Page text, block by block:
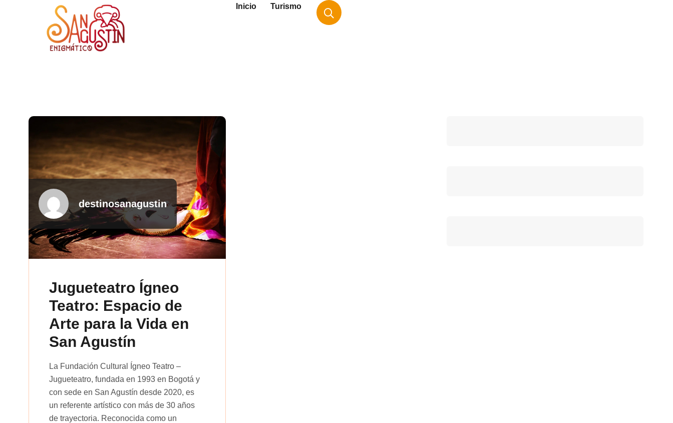
Inicio Turismo
destinosanagustin
Jugueteatro Ígneo
Teatro: Espacio de
Arte para la Vida en
San Agustín
La Fundación Cultural Ígneo Teatro –
Jugueteatro, fundada en 1993 en Bogotá y
con sede en San Agustín desde 2020, es
un referente artístico con más de 30 años
de trayectoria. Reconocida como un